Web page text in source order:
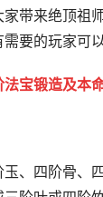
带来绝顶祖
要的玩家可以
宝锻造及本
、四阶骨、